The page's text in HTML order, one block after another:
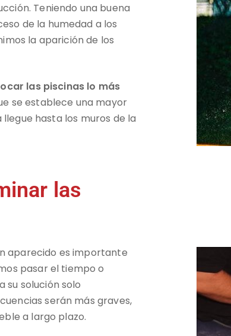
Teniendo una buena
de la humedad a los
la aparición de los
las piscinas lo más
se establece una mayor
hasta los muros de la
las
aparecido es importante
pasar el tiempo o
su solución solo
serán más graves,
a largo plazo.